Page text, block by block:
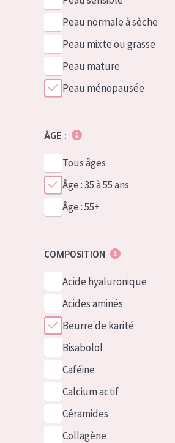
Peau normale à sèche
Peau mixte ou grasse
Peau mature
Peau ménopausée
ÂGE :
Tous âges
Âge : 35 à 55 ans
Âge : 55+
COMPOSITION
Acide hyaluronique
Acides aminés
Beurre de karité
Bisabolol
Caféine
Calcium actif
Céramides
Collagène